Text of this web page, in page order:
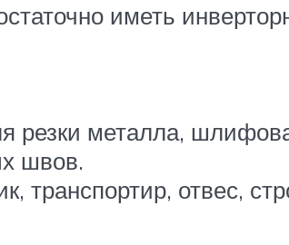
иметь
резки металла,
швов.
транспортир, отвес,